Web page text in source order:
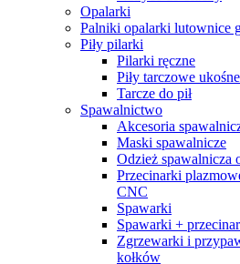
Opalarki
Palniki opalarki lutownice
Piły pilarki
Pilarki ręczne
Piły tarczowe ukośne
Tarcze do pił
Spawalnictwo
Akcesoria
Maski spawalnicze
Odzież spawalnicza
Przecinarki
CNC
Spawarki
Spawarki +
Zgrzewarki i
kołków